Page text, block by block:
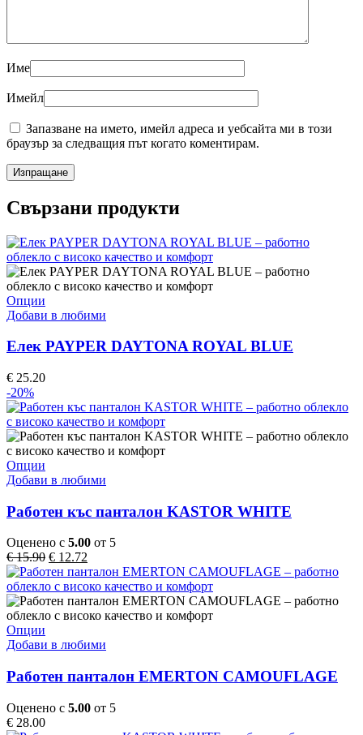
Име
Имейл
Запазване на името, имейл адреса и уебсайта ми в този
браузър за следващия път когато коментирам.
Свързани продукти
Опции
product
multiple
The
may
be
chosen
on
product
page
Добави в любими
Елек PAYPER DAYTONA ROYAL BLUE
€ 25.20
-20%
Опции
product
multiple
variants.
The
options
may
be
chosen
on
product
page
Добави в любими
Работен къс панталон KASTOR WHITE
Оценено с 5.00 от 5
€15.90 Original
price
was:
€ 15.90.
€ 12.72
цена
е:
€ 12.72.
Опции
product
multiple
variants.
options
Добави в любими
Работен панталон EMERTON CAMOUFLAGE
Оценено с 5.00 от 5
€ 28.00